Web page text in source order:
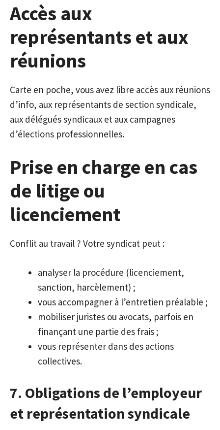
Accès aux
représentants et aux
réunions
Carte en poche, vous avez libre accès aux réunions
d’info, aux représentants de section syndicale,
aux délégués syndicaux et aux campagnes
d’élections professionnelles.
Prise en charge en cas
de litige ou
licenciement
Conflit au travail ? Votre syndicat peut :
analyser la procédure (licenciement,
sanction, harcèlement) ;
vous accompagner à l’entretien préalable ;
mobiliser juristes ou avocats, parfois en
finançant une partie des frais ;
vous représenter dans des actions
collectives.
7. Obligations de l’employeur
et représentation syndicale